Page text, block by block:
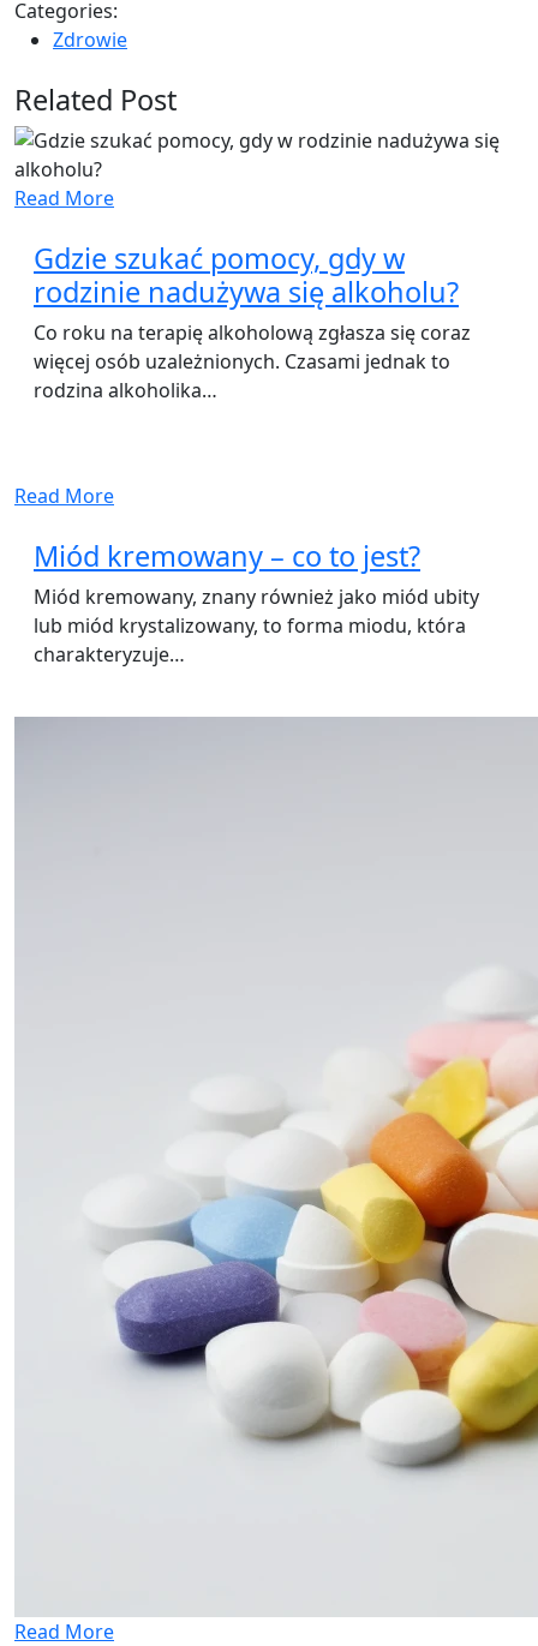
Categories:
Zdrowie
Related Post
Read More
Gdzie szukać pomocy, gdy w
rodzinie nadużywa się alkoholu?
Co roku na terapię alkoholową zgłasza się coraz
więcej osób uzależnionych. Czasami jednak to
rodzina alkoholika…
Read More
Miód kremowany – co to jest?
Miód kremowany, znany również jako miód ubity
lub miód krystalizowany, to forma miodu, która
charakteryzuje…
Read More